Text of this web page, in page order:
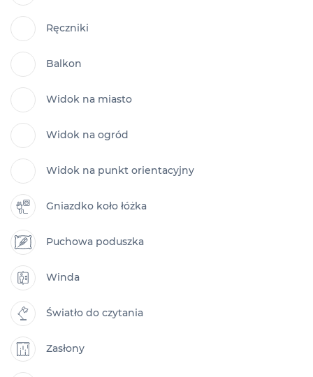
Ręczniki
Balkon
Widok na miasto
Widok na ogród
Widok na punkt orientacyjny
Gniazdko koło łóżka
Puchowa poduszka
Winda
Światło do czytania
Zasłony